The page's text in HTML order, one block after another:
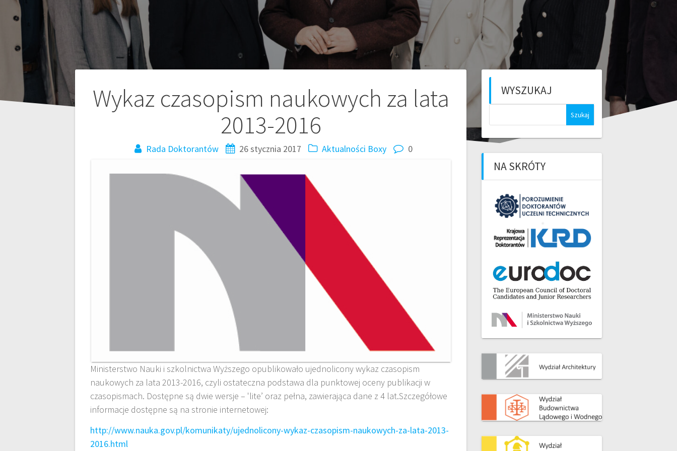
Wykaz czasopism naukowych za lata
2013-2016
Rada Doktorantów 26 stycznia 2017 Aktualności Boxy 0
Ministerstwo Nauki i szkolnictwa Wyższego opublikowało ujednolicony wykaz czasopism
naukowych za lata 2013-2016, czyli ostateczna podstawa dla punktowej oceny publikacji w
czasopismach. Dostępne są dwie wersje – 'lite’ oraz pełna, zawierająca dane z 4 lat.Szczegółowe
informacje dostępne są na stronie internetowej:
http://www.nauka.gov.pl/komunikaty/ujednolicony-wykaz-czasopism-naukowych-za-lata-2013-
2016.html
Nawigacja
WYSZUKAJ
NA SKRÓTY